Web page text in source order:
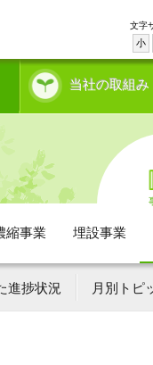
文字
小
当社の取組み
縮事業 埋設事業
進捗状況 月別トピ